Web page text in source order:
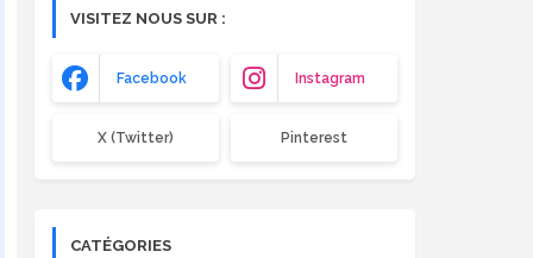
VISITEZ NOUS SUR :
Facebook Instagram
X (Twitter) Pinterest
CATÉGORIES